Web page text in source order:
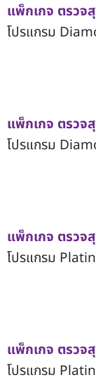
แพ็กเกจ ตรวจ
โปรแกรม
แพ็กเกจ ตรวจ
โปรแกรม
แพ็กเกจ ตรวจ
โปรแกรม
แพ็กเกจ ตรวจ
โปรแกรม